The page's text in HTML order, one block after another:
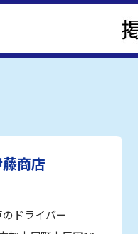
商店
ドライバー